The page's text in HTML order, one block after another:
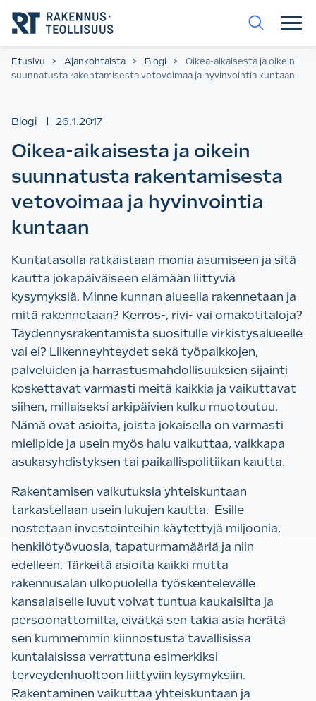
suoraan
sisältöön.
Etusivu > Ajankohtaista > Blogi >
Oikea-aikaisesta ja oikein
suunnatusta rakentamisesta vetovoimaa ja hyvinvointia kuntaan
Blogi 26.1.2017
Oikea-aikaisesta ja oikein
suunnatusta rakentamisesta
vetovoimaa ja hyvinvointia
kuntaan
Kuntatasolla ratkaistaan monia asumiseen ja sitä
kautta jokapäiväiseen elämään liittyviä
kysymyksiä. Minne kunnan alueella rakennetaan ja
mitä rakennetaan? Kerros-, rivi- vai omakotitaloja?
Täydennysrakentamista suositulle virkistysalueelle
vai ei? Liikenneyhteydet sekä työpaikkojen,
palveluiden ja harrastusmahdollisuuksien sijainti
koskettavat varmasti meitä kaikkia ja vaikuttavat
siihen, millaiseksi arkipäivien kulku muotoutuu.
Nämä ovat asioita, joista jokaisella on varmasti
mielipide ja usein myös halu vaikuttaa, vaikkapa
asukasyhdistyksen tai paikallispolitiikan kautta.
Rakentamisen vaikutuksia yhteiskuntaan
tarkastellaan usein lukujen kautta. Esille
nostetaan investointeihin käytettyjä miljoonia,
henkilötyövuosia, tapaturmamääriä ja niin
edelleen. Tärkeitä asioita kaikki mutta
rakennusalan ulkopuolella työskentelevälle
kansalaiselle luvut voivat tuntua kaukaisilta ja
persoonattomilta, eivätkä sen takia asia herätä
sen kummemmin kiinnostusta tavallisissa
kuntalaisissa verrattuna esimerkiksi
terveydenhuoltoon liittyviin kysymyksiin.
Rakentaminen vaikuttaa yhteiskuntaan ja